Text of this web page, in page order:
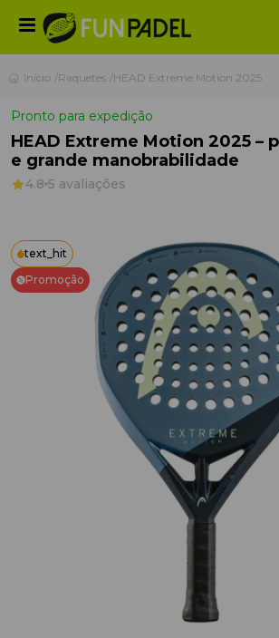
Início Raquetes HEAD Extreme Motion 2025
Pronto para expedição
HEAD Extreme Motion 2025 –
e grande manobrabilidade
4.8 5 avaliações
text_hit
Promoção